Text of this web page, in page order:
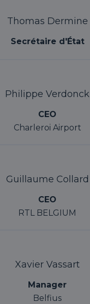
Thomas Dermine
Secrétaire d'État
Philippe Verdonck
CEO
Charleroi Airport
Guillaume Collard
CEO
RTL BELGIUM
Xavier Vassart
Manager
Belfius